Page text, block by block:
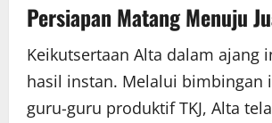
Persiapan Matang Menuju
Keikutsertaan Alta dalam ajang
hasil instan. Melalui bimbingan
guru-guru produktif TKJ, Alta